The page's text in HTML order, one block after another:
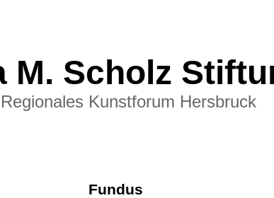
M. Scholz
Kunstforum Hersbruck
Fundus